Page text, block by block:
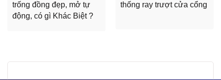
trống đồng đẹp, mở tự
động, có gì Khác Biệt ?
thống ray trượt cửa cổng